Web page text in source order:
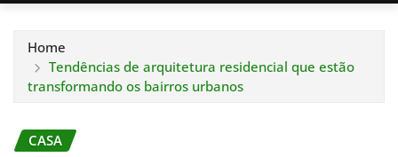
Home
Tendências de arquitetura residencial que estão
transformando os bairros urbanos
CASA